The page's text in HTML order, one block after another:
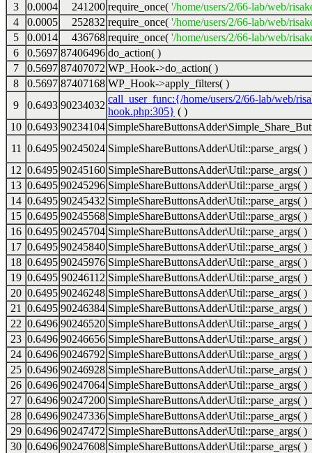
3
0.0004 241200 require_once( '/home/users/2/66-lab/web/
4
0.0005 252832 require_once( '/home/users/2/66-lab/web/
5
0.0014 436768 require_once( '/home/users/2/66-lab/web/
6
0.5697 87406496 do_action( )
7
0.5697 87407072 WP_Hook->do_action( )
8
0.5697 87407168 WP_Hook->apply_filters( )
9
0.6493 90234032
call_user_func:{/home/users/2/66-lab/web/
hook.php:305} ( )
10 0.6493 90234104
11
0.6495 90245024 SimpleShareButtonsAdder\Util::parse_args( )
12 0.6495 90245160 SimpleShareButtonsAdder\Util::parse_args( )
13 0.6495 90245296 SimpleShareButtonsAdder\Util::parse_args( )
14 0.6495 90245432 SimpleShareButtonsAdder\Util::parse_args( )
15 0.6495 90245568 SimpleShareButtonsAdder\Util::parse_args( )
16 0.6495 90245704 SimpleShareButtonsAdder\Util::parse_args( )
17 0.6495 90245840 SimpleShareButtonsAdder\Util::parse_args( )
18 0.6495 90245976 SimpleShareButtonsAdder\Util::parse_args( )
19 0.6495 90246112 SimpleShareButtonsAdder\Util::parse_args( )
20 0.6495 90246248 SimpleShareButtonsAdder\Util::parse_args( )
21
0.6495 90246384 SimpleShareButtonsAdder\Util::parse_args( )
22 0.6496 90246520 SimpleShareButtonsAdder\Util::parse_args( )
23 0.6496 90246656 SimpleShareButtonsAdder\Util::parse_args( )
24 0.6496 90246792 SimpleShareButtonsAdder\Util::parse_args( )
25 0.6496 90246928 SimpleShareButtonsAdder\Util::parse_args( )
26 0.6496 90247064 SimpleShareButtonsAdder\Util::parse_args( )
27 0.6496 90247200 SimpleShareButtonsAdder\Util::parse_args( )
28 0.6496 90247336 SimpleShareButtonsAdder\Util::parse_args( )
29 0.6496 90247472 SimpleShareButtonsAdder\Util::parse_args( )
30 0.6496 90247608 SimpleShareButtonsAdder\Util::parse_args( )